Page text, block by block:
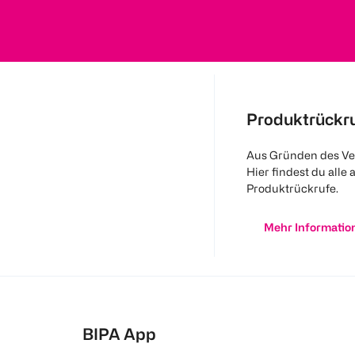
Aus Gründen des
Hier findest du alle
Produktrückrufe.
Mehr
BIPA App